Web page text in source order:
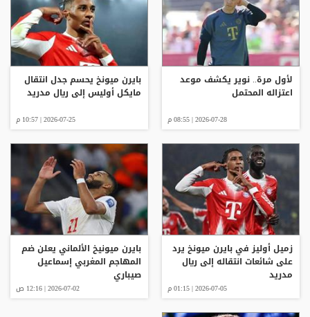
لأول مرة.. نوير يكشف موعد
اعتزاله المحتمل
2026-07-28 | 08:55 م
بايرن ميونخ يحسم جدل انتقال
مايكل أوليس إلى ريال مدريد
2026-07-25 | 10:57 م
زميل أوليز في بايرن ميونخ يرد
على شائعات انتقاله إلى ريال
مدريد
2026-07-05 | 01:15 م
بايرن ميونيخ الألماني يعلن ضم
المهاجم المغربي إسماعيل
صيباري
2026-07-02 | 12:16 ص